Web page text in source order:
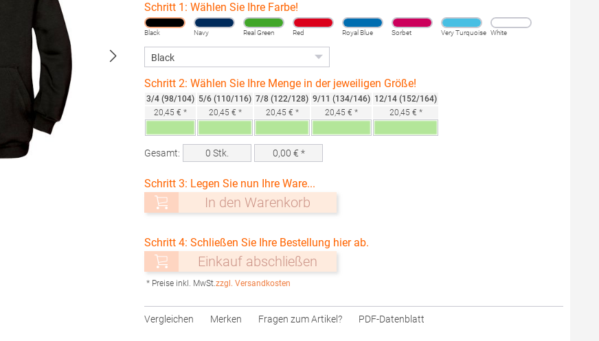
Schritt 1: Wählen Sie Ihre Farbe!
Black Navy Real Green Red Royal Blue Sorbet Very Turquoise White
Schritt 2: Wählen Sie Ihre Menge in der jeweiligen Größe!
3/4 (98/104)
20,45 € *
5/6 (110/116)
20,45 € *
7/8 (122/128)
20,45 € *
9/11 (134/146)
20,45 € *
12/14 (152/164)
20,45 € *
Gesamt: 0 Stk. 0,00 € *
Schritt 3: Legen Sie nun Ihre Ware...
In den Warenkorb
Schritt 4: Schließen Sie Ihre Bestellung hier ab.
Einkauf abschließen
* Preise inkl. MwSt.zzgl. Versandkosten
Vergleichen Merken Fragen zum Artikel? PDF-Datenblatt